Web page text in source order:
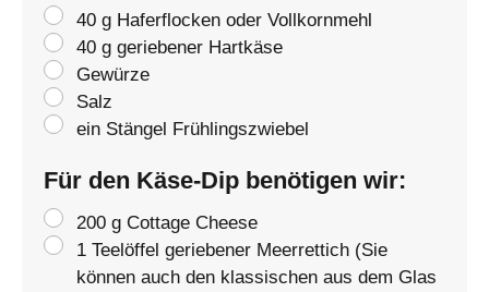
40 g Haferflocken oder Vollkornmehl
40 g geriebener Hartkäse
Gewürze
Salz
ein Stängel Frühlingszwiebel
Für den Käse-Dip benötigen wir:
200 g Cottage Cheese
1 Teelöffel geriebener Meerrettich (Sie
können auch den klassischen aus dem Glas